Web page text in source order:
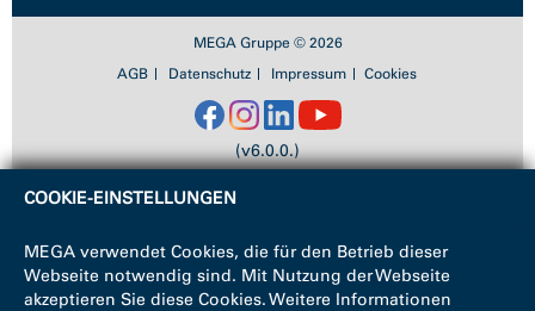
MEGA Gruppe © 2026
AGB
Datenschutz Impressum Cookies
(v6.0.0.)
COOKIE-EINSTELLUNGEN
MEGA verwendet Cookies, die für den Betrieb dieser
Webseite notwendig sind. Mit Nutzung der Webseite
akzeptieren Sie diese Cookies. Weitere Informationen